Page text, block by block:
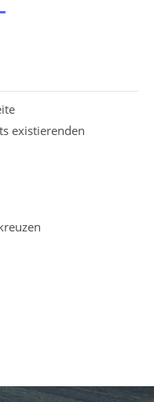
existierenden